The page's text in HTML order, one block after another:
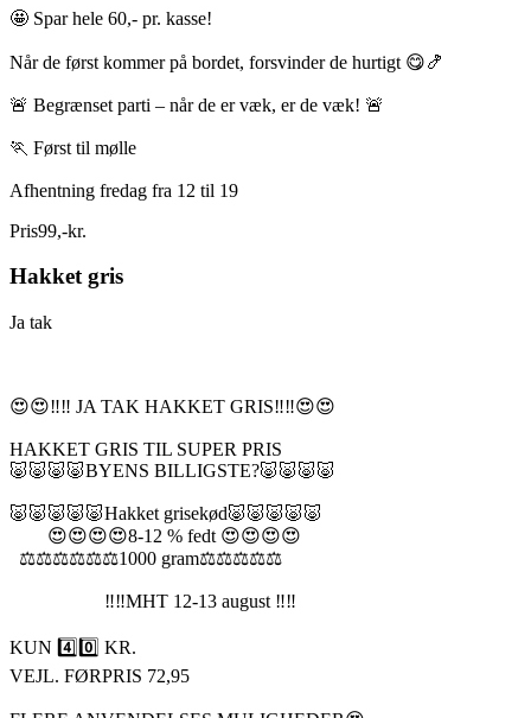
🤩 Spar hele 60,- pr. kasse!
Når de først kommer på bordet, forsvinder de hurtigt 😋🍤
🚨 Begrænset parti – når de er væk, er de væk! 🚨
🏃 Først til mølle
Afhentning fredag fra 12 til 19
Pris99,-kr.
Hakket gris
Ja tak
😍😍‼️‼️ JA TAK HAKKET GRIS‼️‼️😍😍
HAKKET GRIS TIL SUPER PRIS
🐷🐷🐷🐷BYENS BILLIGSTE?🐷🐷🐷🐷
🐷🐷🐷🐷🐷Hakket grisekød🐷🐷🐷🐷🐷
😍😍😍😍8-12 % fedt 😍😍😍😍
⚖️⚖️⚖️⚖️⚖️⚖️1000 gram⚖️⚖️⚖️⚖️⚖️
‼️‼️MHT 12-13 august ‼️‼️
KUN 4️⃣0️⃣ KR.
VEJL. FØRPRIS 72,95